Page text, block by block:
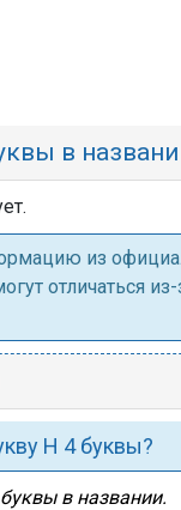
в
из
отличаться из-
Н 4 буквы?
в названии.